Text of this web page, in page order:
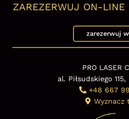
ZAREZERWUJ ON-LINE
zarezerwuj
PRO LASER
al. Piłsudskiego
+48 667
Wyznacz